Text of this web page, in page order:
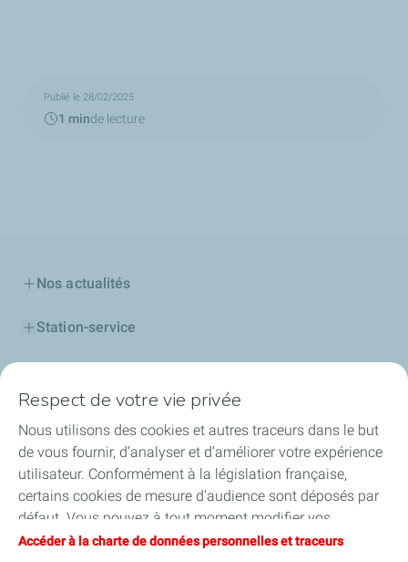
Publié le 28/02/2025
1 minde lecture
Nos actualités
Station-service
Gaz
Lubrifiants
Professionnels
Alternance
Respect de votre vie privée
Nous utilisons des cookies et autres traceurs dans le but
de vous fournir, d’analyser et d’améliorer votre expérience
utilisateur. Conformément à la législation française,
certains cookies de mesure d'audience sont déposés par
défaut. Vous pouvez à tout moment modifier vos
paramètres de cookies en cliquant sur le bouton « Gérer
Accéder à la charte de données personnelles et traceurs